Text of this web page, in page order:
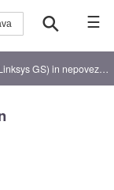
☰
GS) in nepovezovanjem